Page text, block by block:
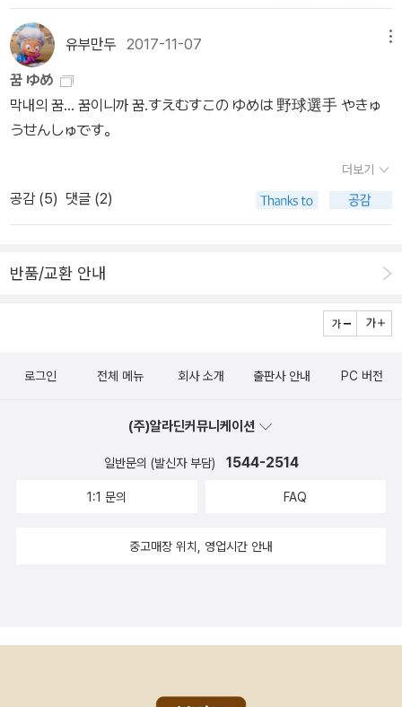
비롯한 어른들의 모습이 많이 겹쳐진다. 따라서, 소리 지르는 것(권
리를 주장하는 것)이 많은 용기와 지혜가 필요하고, 어려울 수 있을
것이다. 그래도, 김동해와 공희주를 비롯한 막야구부 아이들도 지혜
를 발휘하고 협력하여 어떤 경우에는 ‘작전상 후퇴’도 하면서 돌파했
다면, 지금 여기에 있는 아이들도 가능하지 않을까?
진 채 순천을 거쳐서 고흥으로 돌아간다. 고흥읍에서는 택시를 부른
다. 택시기사님이 어제 땅벌한테 쏘이셨단다. 벌이며 지네는 사람몸
에서 ‘피가 막히거나 고인 데’를 고맙게 알아보고서 푹 찌른다. 이 얼
개를 안다면 벌이나 지네가 쏘거나 물어도 걱정하지 않는다. 《마지막
레벨 업》을 돌아본다. 이와 같은 줄거리를 ‘요즈음 SF 청소년소설’로
여기는구나 싶은데, ‘그냥 청소년문학’도 ‘장르 청소년문학’도 푸름이
한테 ‘삶·살림·사랑·숲’은 못 보여주거나 안 들려주면서 ‘서울·연애·학
교·우정’에만 맞추려고 한다. 집에서 밥은 누가 할까? 집일은 누가 맡
닿으니 풀꽃나무도 들숲메바다도 모르는 채 떠돌기만 한다.ㅍㄹㄴ글
전》, 《미래세대를 위한 우리말과 문해력》, 《들꽃내음 따라 걷다가 작
은책집을 보았습니다》, 《우리말꽃》, 《쉬운 말이 평화》, 《곁말》, 《책
숲마실》, 《우리말 수수께끼 동시》, 《시골에서 살림 짓는 즐거움》,
유부만두 2017-11-07
꿈 ゆめ
막내의 꿈... 꿈이니까 꿈.すえむすこの ゆめは 野球選手 やきゅ
うせんしゅです。
더보기
공감 (5) 댓글 (2)
반품/교환 안내
로그인 전체 메뉴 회사 소개 출판사 안내 PC 버전
(주)알라딘커뮤니케이션
일반문의 (발신자 부담) 1544-2514
1:1 문의 FAQ
중고매장 위치, 영업시간 안내